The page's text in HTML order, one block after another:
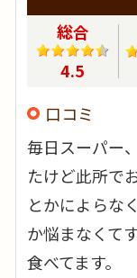
総合
4.5
口コミ
毎日スーパー
たけど此所で
とかによらな
か悩まなくて
食べてます。